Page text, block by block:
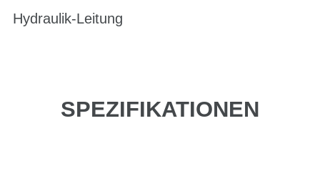
Hydraulik-Leitung
SPEZIFIKATIONEN